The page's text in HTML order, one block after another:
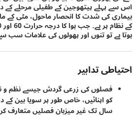
پہلے پیتھوجین کے طفیلی مرحلے کے دوران نو
کی شدت کا انحصار ماحول، مٹی کے ماحول
کے نظام پر
تو تنوں اور پھولوں کی علامات سب سے
تدابیر
فصلوں کی زرعی گردش جیسے نظم و نسق کے
سال تک غیر میزبان فصلیں متعارف کروانے